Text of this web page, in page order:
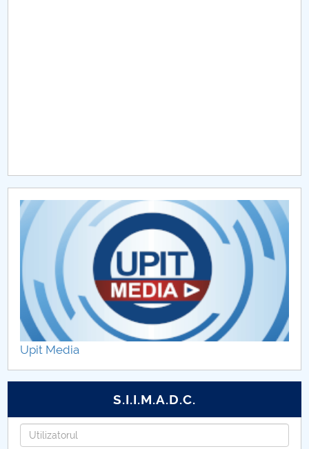
CAR2026
MENIU CANTINA
Outgoing Staff
Incoming Staff
Erasmus Testimonials
Incoming Students
Upit Media
S.I.I.M.A.D.C.
Username